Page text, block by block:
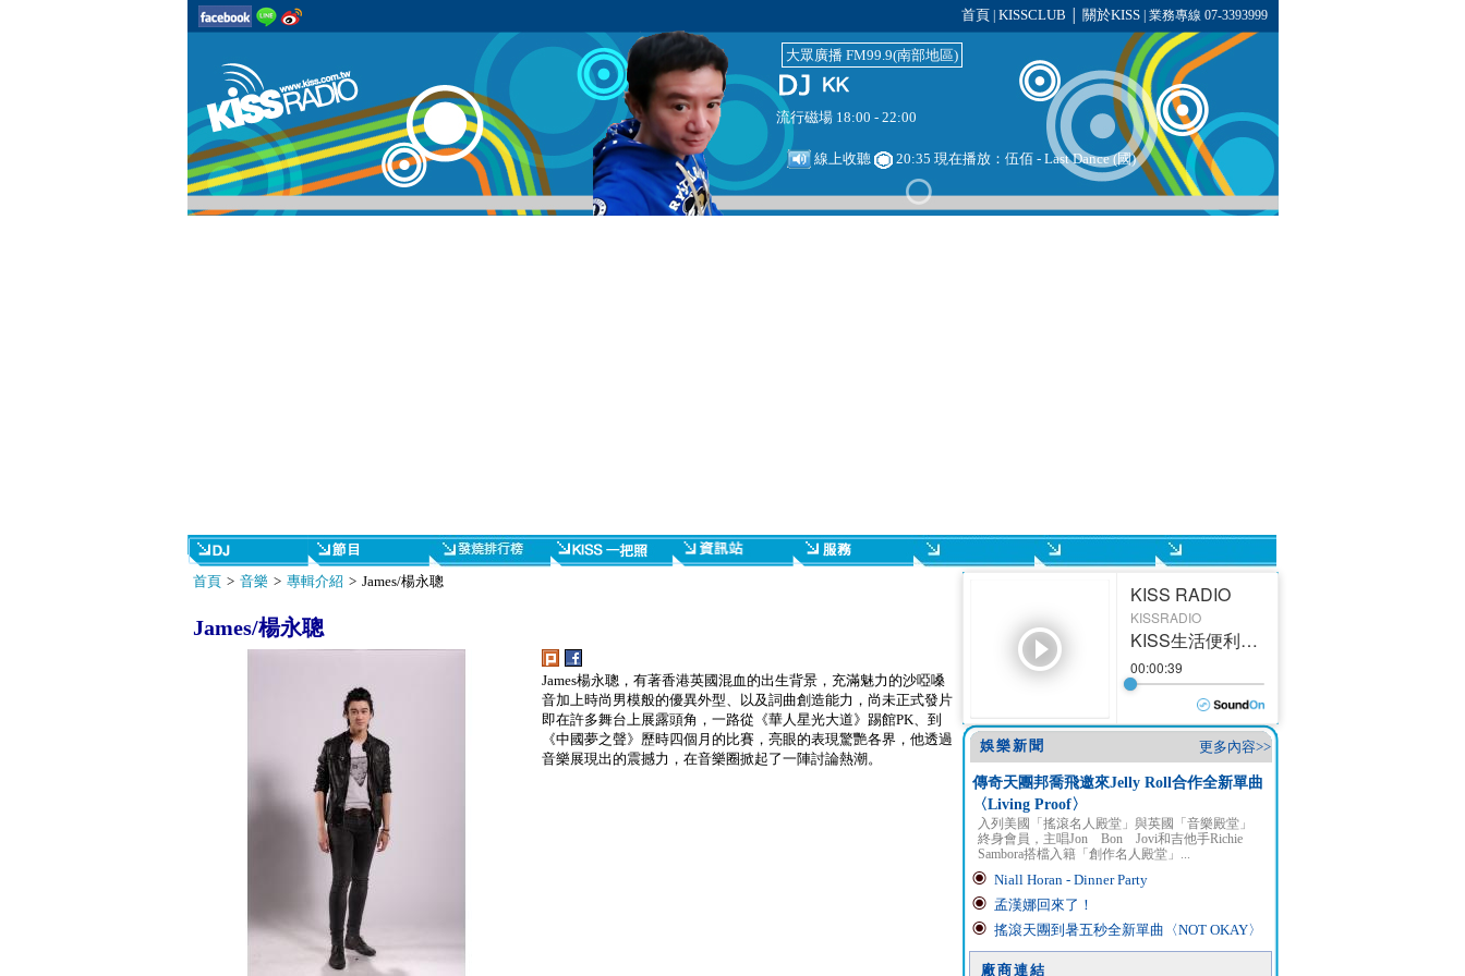
首頁 KISSCLUB 關於KISS| 業務專線 07-3393999
大眾廣播 FM99.9(南部地區)
流行磁場 18:00 - 22:00
線上收聽 20:35 現在播放： 伍佰- Last Dance (國)
首頁> 音樂> 專輯介紹 > James/楊永聰
James/楊永聰
James楊永聰，有著香港英國混血的出生背景，充滿魅力的沙啞嗓
音加上時尚男模般的優異外型、以及詞曲創造能力，尚未正式發片
即在許多舞台上展露頭角，一路從《華人星光大道》踢館PK、到
《中國夢之聲》歷時四個月的比賽，亮眼的表現驚艷各界，他透過
音樂展現出的震撼力，在音樂圈掀起了一陣討論熱潮。
更多內容>>
娛樂新聞
傳奇天團邦喬飛邀來Jelly Roll合作全新單曲
〈Living Proof〉
入列美國「搖滾名人殿堂」與英國「音樂殿堂」
終身會員，主唱Jon Bon Jovi和吉他手Richie
Sambora搭檔入籍「創作名人殿堂」...
Niall Horan - Dinner Party
孟漢娜回來了！
搖滾天團到暑五秒全新單曲〈NOT OKAY〉
廠商連結